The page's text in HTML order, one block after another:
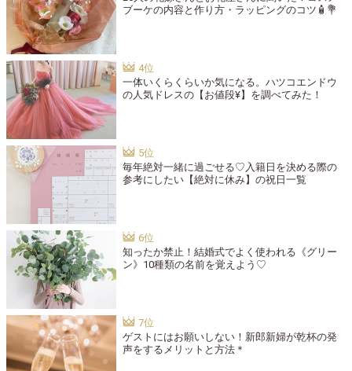
ブーケの内容と作り方・ラッピングのコツ🧴💐
一体いくらくらいか気になる。ハツコエンドウ
の人気ドレスの【お値段¥】を調べてみた！
毎年絶対一緒に過ごせる♡入籍日を決める際の
参考にしたい【絶対に休み】の祝日一覧
知ったか禁止！結婚式でよく使われる《グリー
ン》10種類の名前を覚えよう♡
ゲストにはお願いしない！新郎新婦が乾杯の発
声をするメリットと方法＊